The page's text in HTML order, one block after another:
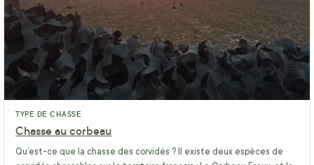
TYPE DE CHASSE
Chasse au corbeau
Qu’est-ce que la chasse des corvidés ? Il existe deux espèces de